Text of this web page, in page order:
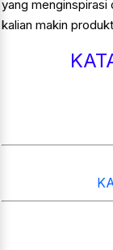
yang menginspirasi
kalian makin